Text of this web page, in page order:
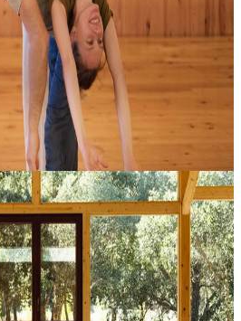
Improvisation arriva a SerVivo,
dedicato al movimento, alla
Pensato per danzatori e per chi
e rigenerante, questo ritiro invita
quotidianità per ritrovare uno spazio
La pratica di function...